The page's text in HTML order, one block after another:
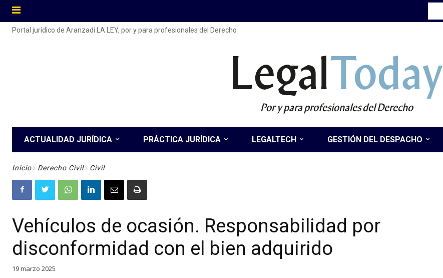
Portal jurídico de Aranzadi LA LEY, por y para profesionales del Derecho
LegalToday
Por y para profesionales del Derecho
ACTUALIDAD JURÍDICA PRÁCTICA JURÍDICA LEGALTECH GESTIÓN DEL DESPACHO
Inicio Derecho Civil Civil
Vehículos de ocasión. Responsabilidad por
disconformidad con el bien adquirido
19 marzo 2025